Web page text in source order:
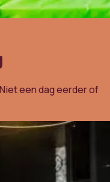
een dag eerder of